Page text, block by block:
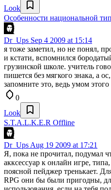
Look
Особенности национальной
Dr_Ups Sep 4 2009 at 15:14
я тоже заметил, но не понял,
и кстати, вспомнился
грузинской школе. учитель
пишется без мягкого знака, а
запомните это, ведь умом
0
Look
S.T.A.L.K.E.R Offline
Dr_Ups Aug 19 2009 at 17:21
Я, пока не прочитал, подумал
акксессуар к онлайн игре,
поясной пейджер тренькает.
RPG они бы были пригодны,